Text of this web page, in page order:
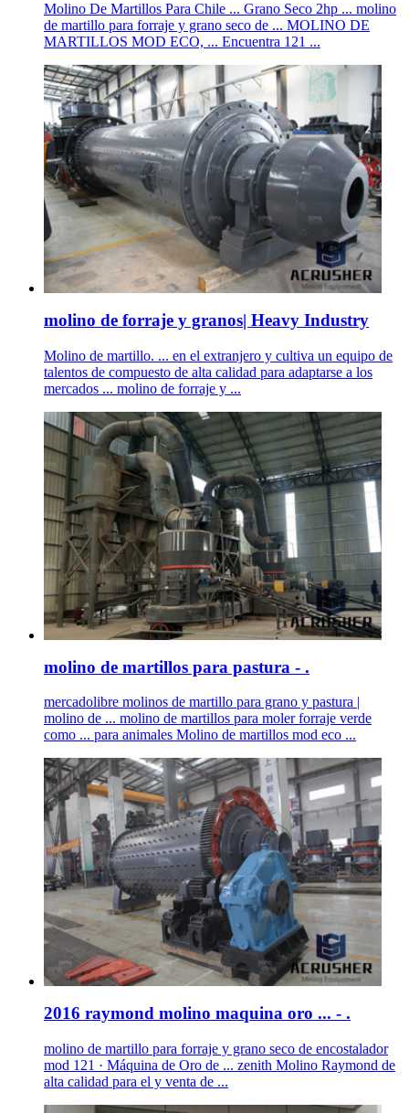
Molino De Martillos Para Chile ... Grano Seco 2hp ... molino
de martillo para forraje y grano seco de ... MOLINO DE
MARTILLOS MOD ECO, ... Encuentra 121 ...
molino de forraje y granos| Heavy Industry
Molino de martillo. ... en el extranjero y cultiva un equipo de
talentos de compuesto de alta calidad para adaptarse a los
mercados ... molino de forraje y ...
molino de martillos para pastura - .
mercadolibre molinos de martillo para grano y pastura |
molino de ... molino de martillos para moler forraje verde
como ... para animales Molino de martillos mod eco ...
2016 raymond molino maquina oro ... - .
molino de martillo para forraje y grano seco de encostalador
mod 121 · Máquina de Oro de ... zenith Molino Raymond de
alta calidad para el y venta de ...